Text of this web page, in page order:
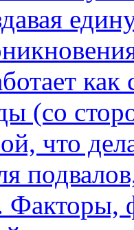
(со
что